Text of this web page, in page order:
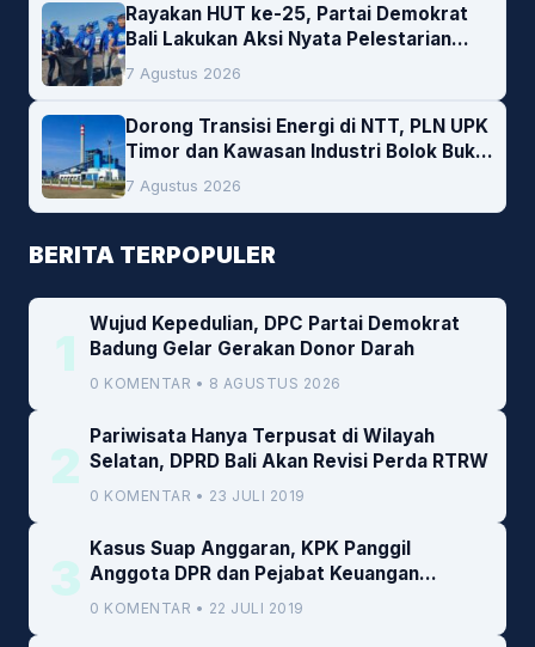
Rayakan HUT ke-25, Partai Demokrat
Bali Lakukan Aksi Nyata Pelestarian
Lingkungan
7 Agustus 2026
Dorong Transisi Energi di NTT, PLN UPK
Timor dan Kawasan Industri Bolok Buka
Peluang Investasi Woodchip untuk
Cofiring PLTU Bolok
7 Agustus 2026
BERITA TERPOPULER
1
Wujud Kepedulian, DPC Partai Demokrat
Badung Gelar Gerakan Donor Darah
0 KOMENTAR • 8 AGUSTUS 2026
2
Pariwisata Hanya Terpusat di Wilayah
Selatan, DPRD Bali Akan Revisi Perda RTRW
0 KOMENTAR • 23 JULI 2019
3
Kasus Suap Anggaran, KPK Panggil
Anggota DPR dan Pejabat Keuangan
Kemenkeu
0 KOMENTAR • 22 JULI 2019